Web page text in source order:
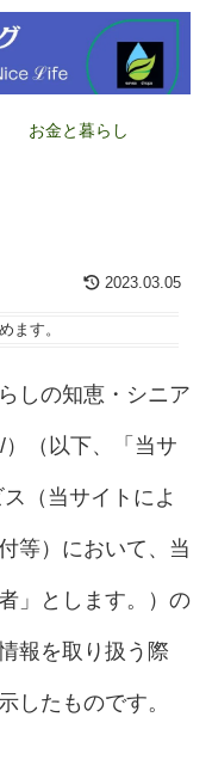
お金と暮らし
2023.03.05
ます。
しの知恵・シニア
（以下、「当サ
（当サイトによ
等）において、当
」とします。）の
報を取り扱う際
したものです。